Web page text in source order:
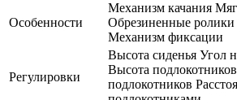
Особенности
Механизм качания
Обрезиненные
Механизм фиксации
Регулировки
Высота сиденья Угол
Высота
подлокотников